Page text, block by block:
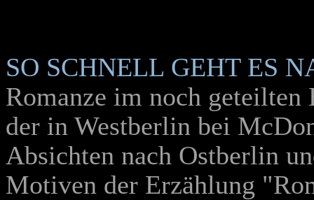
SO SCHNELL GEHT ES
Romanze im noch
der in Westberlin bei
Absichten nach Ostberlin
Motiven der Erzählung